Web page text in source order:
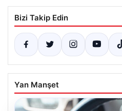
Bizi Takip Edin
Yan Manşet